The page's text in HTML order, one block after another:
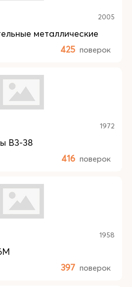
2005
металлические
425 поверок
1972
В3-38
416 поверок
1958
397 поверок